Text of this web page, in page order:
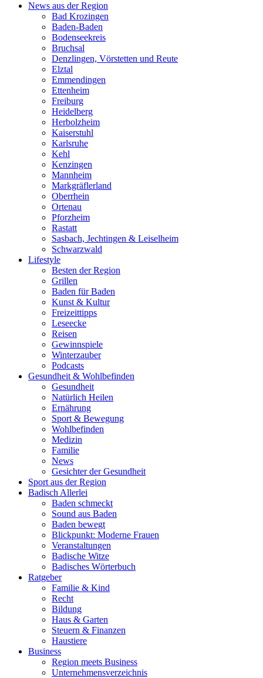
News aus der Region
Bad Krozingen
Baden-Baden
Bodenseekreis
Bruchsal
Denzlingen, Vörstetten und Reute
Elztal
Emmendingen
Ettenheim
Freiburg
Heidelberg
Herbolzheim
Kaiserstuhl
Karlsruhe
Kehl
Kenzingen
Mannheim
Markgräflerland
Oberrhein
Ortenau
Pforzheim
Rastatt
Sasbach, Jechtingen & Leiselheim
Schwarzwald
Lifestyle
Besten der Region
Grillen
Baden für Baden
Kunst & Kultur
Freizeittipps
Leseecke
Reisen
Gewinnspiele
Winterzauber
Podcasts
Gesundheit & Wohlbefinden
Gesundheit
Natürlich Heilen
Ernährung
Sport & Bewegung
Wohlbefinden
Medizin
Familie
News
Gesichter der Gesundheit
Sport aus der Region
Badisch Allerlei
Baden schmeckt
Sound aus Baden
Baden bewegt
Blickpunkt: Moderne Frauen
Veranstaltungen
Badische Witze
Badisches Wörterbuch
Ratgeber
Familie & Kind
Recht
Bildung
Haus & Garten
Steuern & Finanzen
Haustiere
Business
Region meets Business
Unternehmensverzeichnis